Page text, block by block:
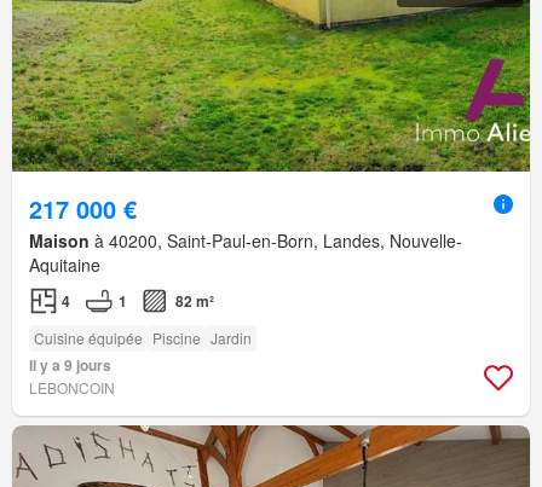
217 000 €
Maison à 40200, Saint-Paul-en-Born, Landes, Nouvelle-
Aquitaine
4 1 82 m²
Cuisine équipée Piscine Jardin
Il y a 9 jours
LEBONCOIN